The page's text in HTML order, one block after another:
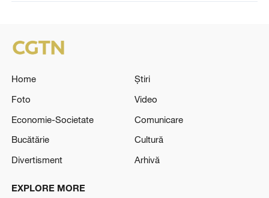
Home
Știri
Foto
Video
Economie-Societate
Comunicare
Bucătărie
Cultură
Divertisment
Arhivă
EXPLORE MORE